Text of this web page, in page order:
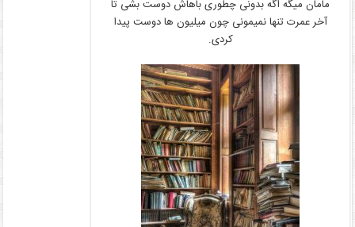
مامان میگه اگه بدونی چطوری باهاش دوست بشی تا
آخر عمرت تنها نمیمونی چون میلیون ها دوست پیدا
کردی.